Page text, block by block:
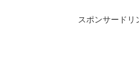
スポンサードリ